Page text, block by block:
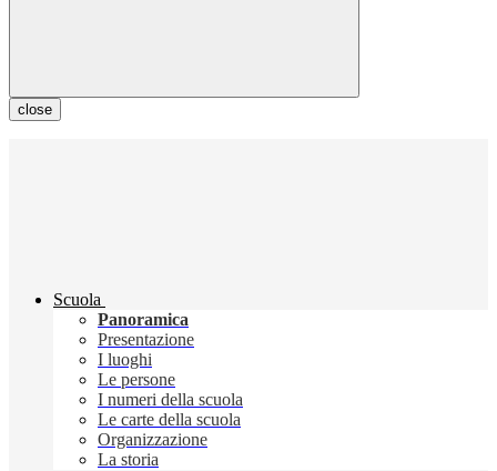
close
Scuola
Panoramica
Presentazione
I luoghi
Le persone
I numeri della scuola
Le carte della scuola
Organizzazione
La storia